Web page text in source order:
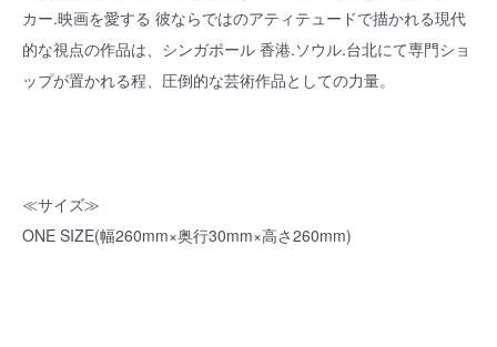
カー.映画を愛する 彼ならではのアティテュードで描かれる現代
的な視点の作品は、シンガポール 香港.ソウル.台北にて専門ショ
ップが置かれる程、圧倒的な芸術作品としての力量。
≪サイズ≫
ONE SIZE(幅260mm×奥行30mm×高さ260mm)